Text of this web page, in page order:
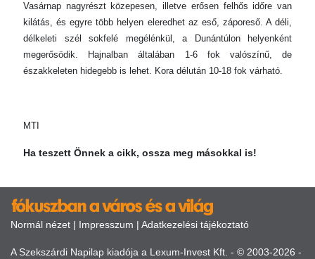
Vasárnap nagyrészt közepesen, illetve erősen felhős időre van
kilátás, és egyre több helyen eleredhet az eső, záporeső. A déli,
délkeleti szél sokfelé megélénkül, a Dunántúlon helyenként
megerősödik. Hajnalban általában 1-6 fok valószínű, de
északkeleten hidegebb is lehet. Kora délután 10-18 fok várható.
MTI
Ha teszett Önnek a cikk, ossza meg másokkal is!
Normál nézet | Impresszum | Adatkezelési tájékoztató
A Szekszárdi Napilap kiadója a Lexum-Invest Kft. - © 2003-2026 -